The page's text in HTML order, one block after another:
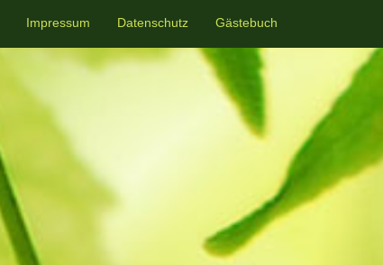
Impressum Datenschutz Gästebuch